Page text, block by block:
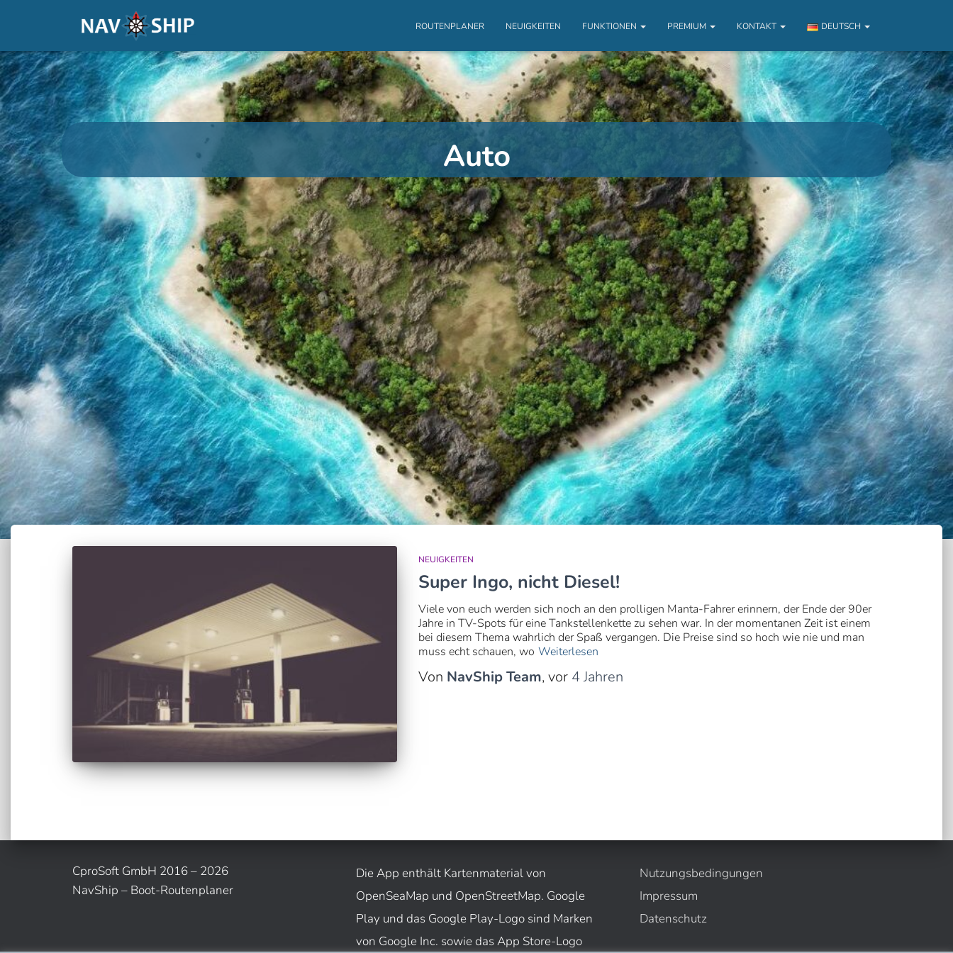
ROUTENPLANER NEUIGKEITEN FUNKTIONEN PREMIUM KONTAKT DEUTSCH
Auto
NEUIGKEITEN
Super Ingo, nicht Diesel!
Viele von euch werden sich noch an den prolligen Manta-Fahrer erinnern, der Ende der 90er
Jahre in TV-Spots für eine Tankstellenkette zu sehen war. In der momentanen Zeit ist einem
bei diesem Thema wahrlich der Spaß vergangen. Die Preise sind so hoch wie nie und man
muss echt schauen, wo Weiterlesen
Von NavShip Team, vor 4 Jahren
CproSoft GmbH 2016 – 2026
NavShip – Boot-Routenplaner
Die App enthält Kartenmaterial von
OpenSeaMap und OpenStreetMap. Google
Play und das Google Play-Logo sind Marken
von Google Inc. sowie das App Store-Logo
Nutzungsbedingungen
Impressum
Datenschutz